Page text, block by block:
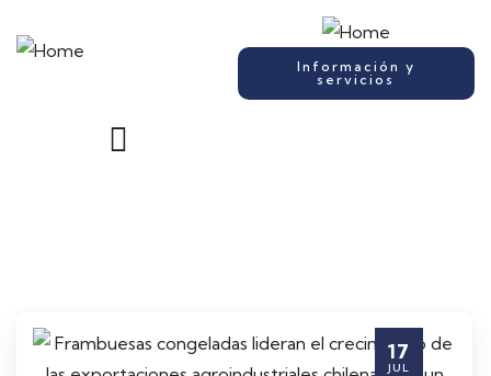
Información y
servicios
17
JUL